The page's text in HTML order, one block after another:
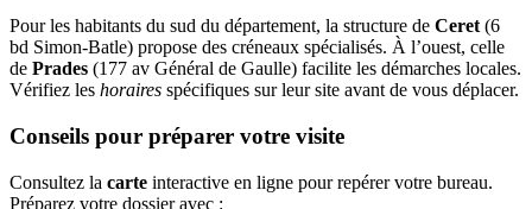
Pour les habitants du sud du département, la structure de Ceret (6
bd Simon-Batle) propose des créneaux spécialisés. À l’ouest, celle
de Prades (177 av Général de Gaulle) facilite les démarches locales.
Vérifiez les horaires spécifiques sur leur site avant de vous déplacer.
Conseils pour préparer votre visite
Consultez la carte interactive en ligne pour repérer votre bureau.
Préparez votre dossier avec :